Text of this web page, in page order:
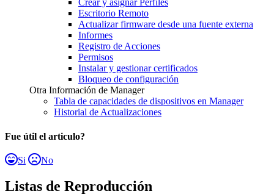
Crear y asignar Perfiles
Escritorio Remoto
Actualizar firmware desde una fuente externa
Informes
Registro de Acciones
Permisos
Instalar y gestionar certificados
Bloqueo de configuración
Otra Información de Manager
Tabla de capacidades de dispositivos en Manager
Historial de Actualizaciones
Fue útil el articulo?
Si No
Listas de Reproducción